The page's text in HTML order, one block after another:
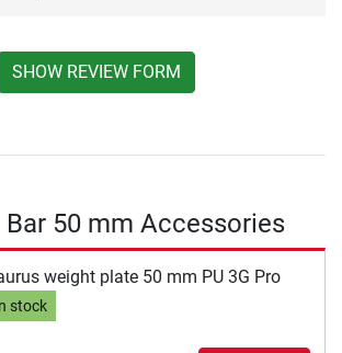
SHOW REVIEW FORM
Bar 50 mm Accessories
weight plate 50 mm PU 3G Pro
stock